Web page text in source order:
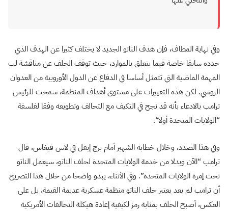
وفي نهاية المطاف، فإن هدف الناتو الجديد لا يختلف كثيرا عن الهدف الذي
حدده سابقا خاصة فيما يتعلق بالموارد، حيث توقف الحلف عن مناقشة لب
المهمة الماضية التي تتمثل أساسا في الدفاع عن الدول الأوروبية من العدوان
الروسي. لكن هذه التغييرات على مستوى أهداف المنظمة، سمحت للرئيس
ترامب بالادعاء بأنه قد نجح في التكيف مع التحالف وتطويعه وفقا لفلسفة
“الولايات المتحدة أولا“.
وفي هذا الصدد، وخلال خطابه الشهير أمام برج إيفل في لاس فيغاس، قال
ترامب “الآن وبدلا من خدمة الولايات المتحدة لحلف الناتو، سيعمل الناتو
تحت إمرة الولايات المتحدة”. وفي الأثناء، يبدو واضحا من خلال هذا التصريح
أن ترامب لم يعد يعتبر حلف الناتو منظمة عسكرية عديمة القيمة، بل على
العكس، أصبح الحلف بمثابة رمز لكيفية إعادة هيكلة التحالفات الأمريكية